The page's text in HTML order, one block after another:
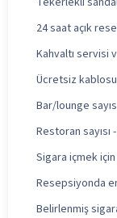
24 saat açık
Kahvaltı servisi
Ücretsiz
Bar/lounge
Restoran sayısı
Sigara içmek
Resepsiyonda
Belirlenmiş